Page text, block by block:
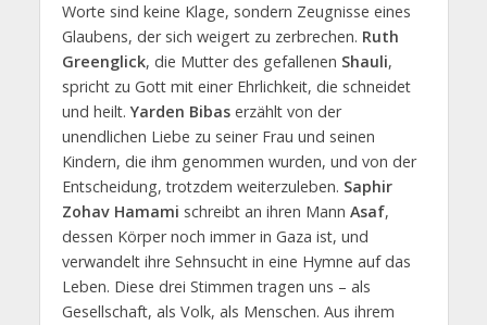
Worte sind keine Klage, sondern Zeugnisse eines
Glaubens, der sich weigert zu zerbrechen. Ruth
Greenglick, die Mutter des gefallenen Shauli,
spricht zu Gott mit einer Ehrlichkeit, die schneidet
und heilt.Yarden Bibaserzählt von der
unendlichen Liebe zu seiner Frau und seinen
Kindern, die ihm genommen wurden, und von der
Entscheidung, trotzdem weiterzuleben. Saphir
Zohav Hamami schreibt an ihren Mann Asaf,
dessen Körper noch immer in Gaza ist, und
verwandelt ihre Sehnsucht in eine Hymne auf das
Leben. Diese drei Stimmen tragen uns – als
Gesellschaft, als Volk, als Menschen. Aus ihrem